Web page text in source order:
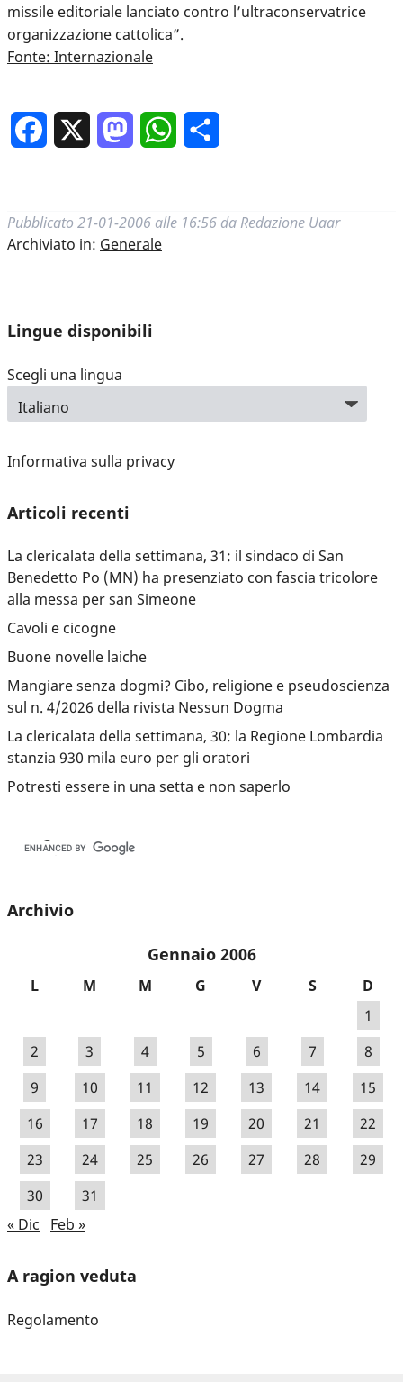
missile editoriale lanciato contro l’ultraconservatrice
organizzazione cattolica”.
Fonte: Internazionale
Facebook MastodonWhatsApp
Pubblicato 21-01-2006 alle 16:56 da Redazione Uaar
Archiviato in: Generale
Lingue disponibili
Scegli una lingua
Informativa sulla privacy
Articoli recenti
La clericalata della settimana, 31: il sindaco di San
Benedetto Po (MN) ha presenziato con fascia tricolore
alla messa per san Simeone
Cavoli e cicogne
Buone novelle laiche
Mangiare senza dogmi? Cibo, religione e pseudoscienza
sul n. 4/2026 della rivista Nessun Dogma
La clericalata della settimana, 30: la Regione Lombardia
stanzia 930 mila euro per gli oratori
Potresti essere in una setta e non saperlo
Archivio
Gennaio 2006
L M M G V S
D
1
2
3 4 5 6 7
8
9
10 11 12 13 14
15
16
17 18 19 20 21
22
23
24 25 26 27 28
29
30
31
« Dic
Feb »
A ragion veduta
Regolamento